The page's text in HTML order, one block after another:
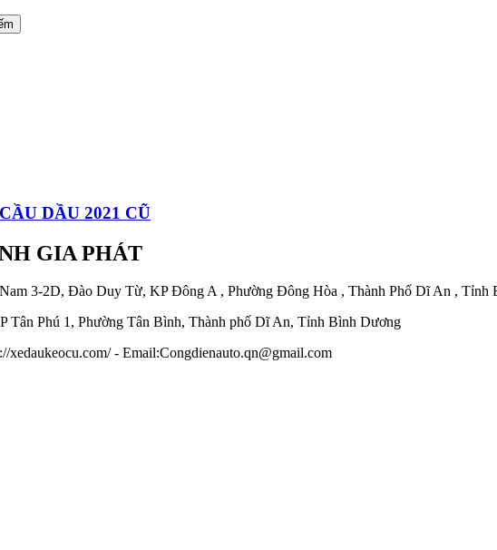
DẦU 2021 CŨ
GIA PHÁT
3-2D, Đào Duy Từ, KP Đông A , Phường Đông Hòa , Thành Phố Dĩ An , Tỉnh
Tân Phú 1, Phường Tân Bình, Thành phố Dĩ An, Tỉnh Bình Dương
- Email:Congdienauto.qn@gmail.com